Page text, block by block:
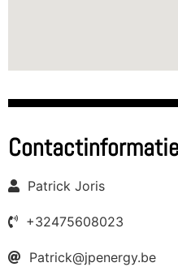
Contactinformatie
Patrick Joris
+32475608023
Patrick@jpenergy.be